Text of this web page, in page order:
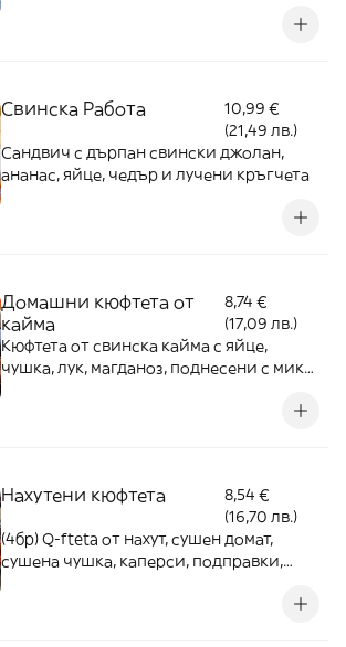
Свинска Работа
10,99 €
(21,49 лв.)
Сандвич с дърпан свински джолан,
ананас, яйце, чедър и лучени кръгчета
Домашни кюфтета от
кайма
8,74 €
(17,09 лв.)
Кюфтета от свинска кайма с яйце,
чушка, лук, магданоз, поднесени с микс
Нахутени кюфтета
8,54 €
(16,70 лв.)
(4бр) Q-fteta от нахут, сушен домат,
сушена чушка, каперси, подправки,